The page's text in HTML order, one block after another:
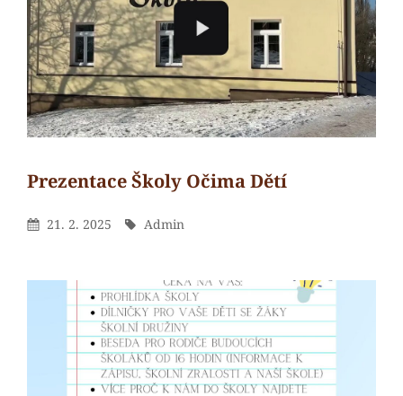
Prezentace Školy Očima Dětí
By Posted
21. 2. 2025 By
Admin